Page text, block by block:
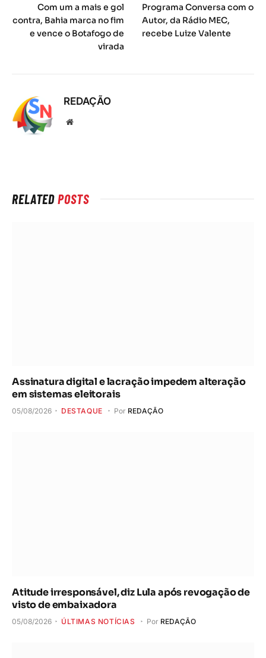
Com um a mais e gol
contra, Bahia marca no fim
e vence o Botafogo de
virada
Programa Conversa com o
Autor, da Rádio MEC,
recebe Luize Valente
REDAÇÃO
Local
RELATEDPOSTS
Assinatura digital e lacração impedem alteração
em sistemas eleitorais
05/08/2026 DESTAQUE Por REDAÇÃO
Atitude irresponsável, diz Lula após revogação de
visto de embaixadora
05/08/2026 ÚLTIMAS NOTÍCIAS Por REDAÇÃO